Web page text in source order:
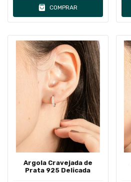
COMPRAR
Argola Cravejada de
Prata 925 Delicada